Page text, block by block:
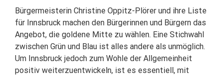
Bürgermeisterin Christine Oppitz-Plörer und ihre Liste
für Innsbruck machen den Bürgerinnen und Bürgern das
Angebot, die goldene Mitte zu wählen. Eine Stichwahl
zwischen Grün und Blau ist alles andere als unmöglich.
Um Innsbruck jedoch zum Wohle der Allgemeinheit
positiv weiterzuentwickeln, ist es essentiell, mit